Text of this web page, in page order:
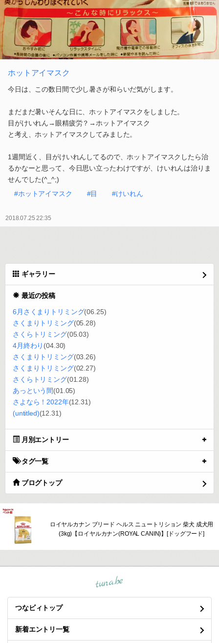
ホットアイマスク
今日は、この数日間で少し暑さが和らいだ気がします。
まだまだ暑いそんな日に、ホットアイマスクをしました。
目がけいれん→眼精疲労？→ホットアイマスク
と考え、ホットアイマスクしてみました。
1週間近く、目がけいれんしてるので、ホットアイマスクしたら治
るかなーと思って、今日思い立ったわけですが、けいれんは治りま
せんでした(^_^;)
#ホットアイマスク
#目 #けいれん
2018.07.25 22:35
ギャラリー
最近の投稿
6月さくまりトリミング(06.25)
さくまりトリミング(05.28)
さくらトリミング(05.03)
4月終わり (04.30)
さくまりトリミング(03.26)
さくまりトリミング(02.27)
さくらトリミング(01.28)
あっという間(01.05)
さよなら！2022年(12.31)
(untitled)(12.31)
月別エントリー
タグ一覧
ブログトップ
ロイヤルカナン ブリード ヘルス ニュートリション 柴犬 成犬用
(3kg)【ロイヤルカナン(ROYAL CANIN)】[ドッグフード]
tuna.be
つなビィトップ
新着エントリ一覧